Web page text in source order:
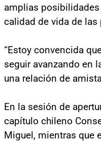
amplias
calidad de vida de las
“Estoy convencida
seguir avanzando en
una relación de
En la sesión de
capítulo chileno
Miguel, mientras que